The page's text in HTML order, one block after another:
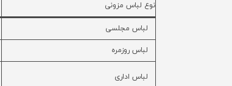
نوع لباس مزونی
لباس مجلسی
لباس روزمره
لباس اداری